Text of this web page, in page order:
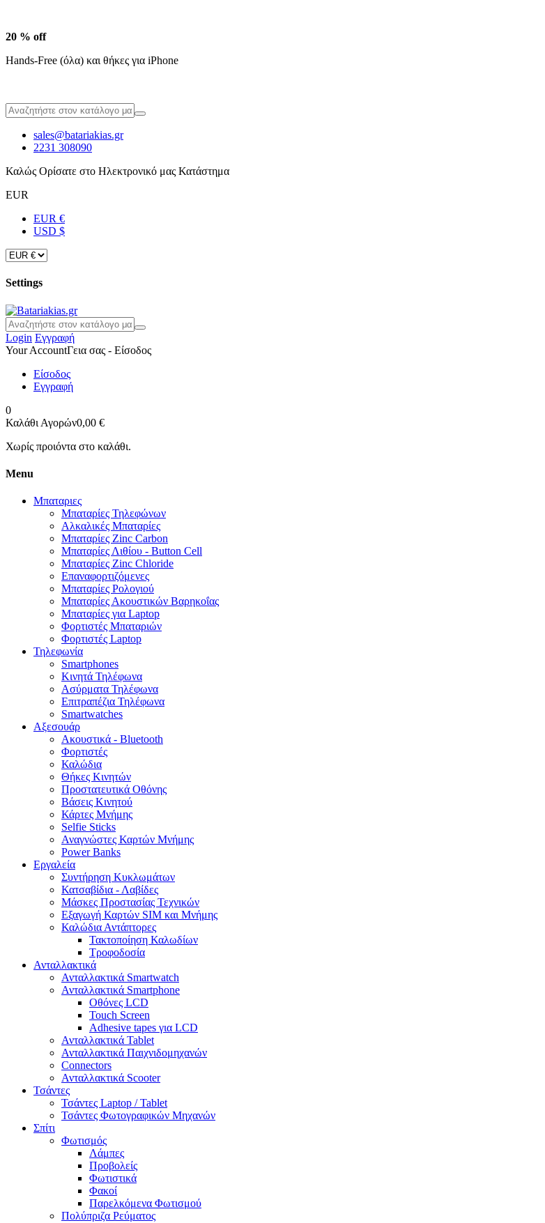
20 % off
Hands-Free (όλα) και θήκες για iPhone
sales@batariakias.gr
2231 308090
Καλώς Ορίσατε στο Ηλεκτρονικό μας Κατάστημα
EUR
EUR €
USD $
Settings
Login Εγγραφή
Your AccountΓεια σας - Είσοδος
Είσοδος
Εγγραφή
0
Καλάθι Αγορών0,00 €
Χωρίς προιόντα στο καλάθι.
Menu
Μπαταριες
Μπαταρίες Τηλεφώνων
Αλκαλικές Μπαταρίες
Μπαταρίες Zinc Carbon
Μπαταρίες Λιθίου - Button Cell
Μπαταρίες Zinc Chloride
Επαναφορτιζόμενες
Μπαταρίες Ρολογιού
Μπαταρίες Ακουστικών Βαρηκοΐας
Μπαταρίες για Laptop
Φορτιστές Μπαταριών
Φορτιστές Laptop
Τηλεφωνία
Smartphones
Κινητά Τηλέφωνα
Ασύρματα Τηλέφωνα
Επιτραπέζια Τηλέφωνα
Smartwatches
Αξεσουάρ
Ακουστικά - Bluetooth
Φορτιστές
Καλώδια
Θήκες Κινητών
Προστατευτικά Οθόνης
Βάσεις Κινητού
Κάρτες Μνήμης
Selfie Sticks
Αναγνώστες Καρτών Μνήμης
Power Banks
Εργαλεία
Συντήρηση Κυκλωμάτων
Κατσαβίδια - Λαβίδες
Μάσκες Προστασίας Τεχνικών
Εξαγωγή Καρτών SIM και Μνήμης
Καλώδια Αντάπτορες
Τακτοποίηση Καλωδίων
Τροφοδοσία
Ανταλλακτικά
Ανταλλακτικά Smartwatch
Ανταλλακτικά Smartphone
Οθόνες LCD
Touch Screen
Adhesive tapes για LCD
Ανταλλακτικά Tablet
Ανταλλακτικά Παιχνιδομηχανών
Connectors
Ανταλλακτικά Scooter
Τσάντες
Τσάντες Laptop / Tablet
Τσάντες Φωτoγραφικών Μηχανών
Σπίτι
Φωτισμός
Λάμπες
Προβολείς
Φωτιστικά
Φακοί
Παρελκόμενα Φωτισμού
Πολύπριζα Ρεύματος